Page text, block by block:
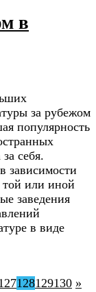
в
за рубежом
популярность
себя.
зависимости
той или иной
заведения
в виде
128129130 »